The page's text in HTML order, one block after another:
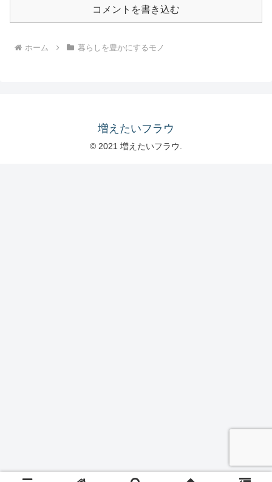
コメントを書き込む
ホーム 暮らしを豊かにするモノ
増えたいフラウ
© 2021 増えたいフラウ.